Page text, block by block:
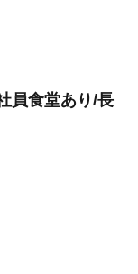
員食堂あり/長